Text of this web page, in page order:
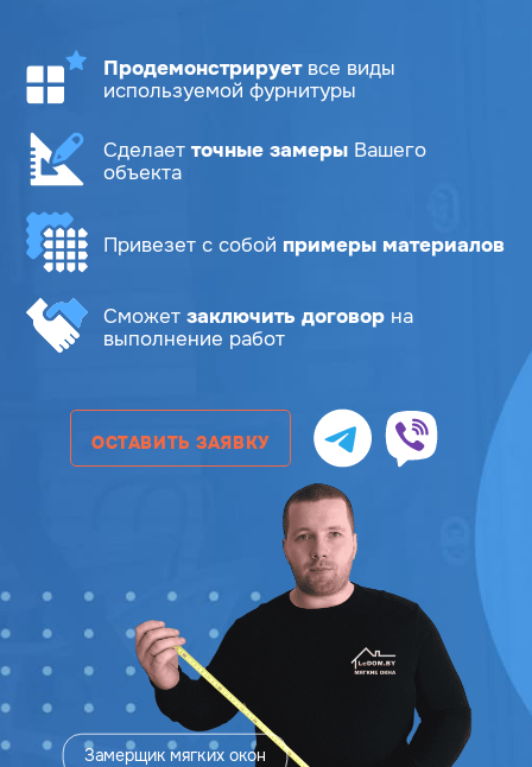
Продемонстрируетвсе виды
используемой фурнитуры
Сделаетточные замеры Вашего
объекта
Привезет с собой примеры материалов
Сможетзаключить договор на
выполнение работ
ОСТАВИТЬ ЗАЯВКУ
Замерщикмягких окон